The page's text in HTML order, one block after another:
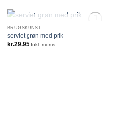
IKKE PÅ LAGER
BRUGSKUNST
serviet grøn med prik
kr.29.95 Inkl. moms